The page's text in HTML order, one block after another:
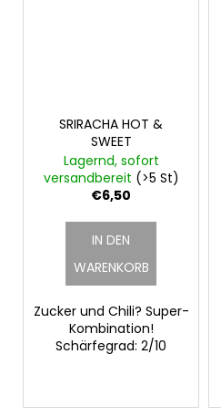
SRIRACHA HOT &
SWEET
Lagernd, sofort
versandbereit (>5 St)
€6,50
IN DEN
WARENKORB
Zucker und Chili? Super-
Kombination!
Schärfegrad: 2/10